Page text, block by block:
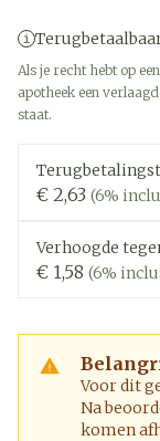
Als je recht hebt op
apotheek een
staat.
€ 2,63 (6%
Verhoogde
€ 1,58 (6%
Voor dit
Na
komen